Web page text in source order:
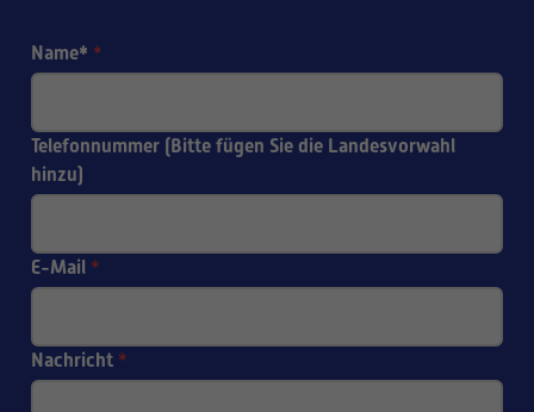
Name* *
Telefonnummer (Bitte fügen Sie die Landesvorwahl
hinzu)
E-Mail *
Nachricht *